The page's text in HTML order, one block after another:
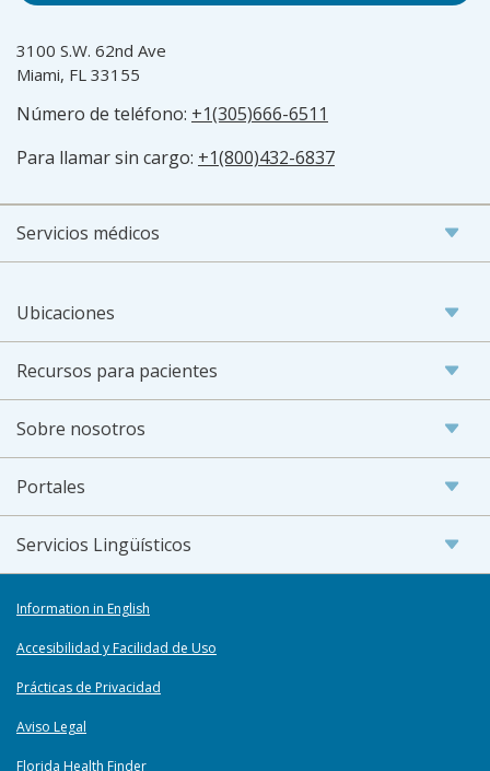
3100 S.W. 62nd Ave
Miami, FL 33155
Número de teléfono: +1(305)666-6511
Para llamar sin cargo: +1(800)432-6837
Servicios médicos
Ubicaciones
Recursos para pacientes
Sobre nosotros
Portales
Servicios Lingüísticos
Information in English
Accesibilidad y Facilidad de Uso
Prácticas de Privacidad
Aviso Legal
Florida Health Finder